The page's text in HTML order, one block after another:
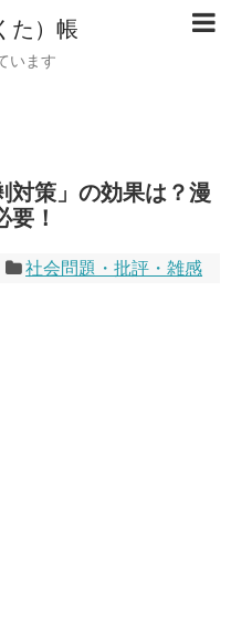
た）帳
います
対策」の効果は？漫
！
社会問題・批評・雑感